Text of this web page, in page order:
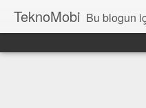
TeknoMobi Bu blogun içeriğinde web tasarım, blogger temaları, blogger